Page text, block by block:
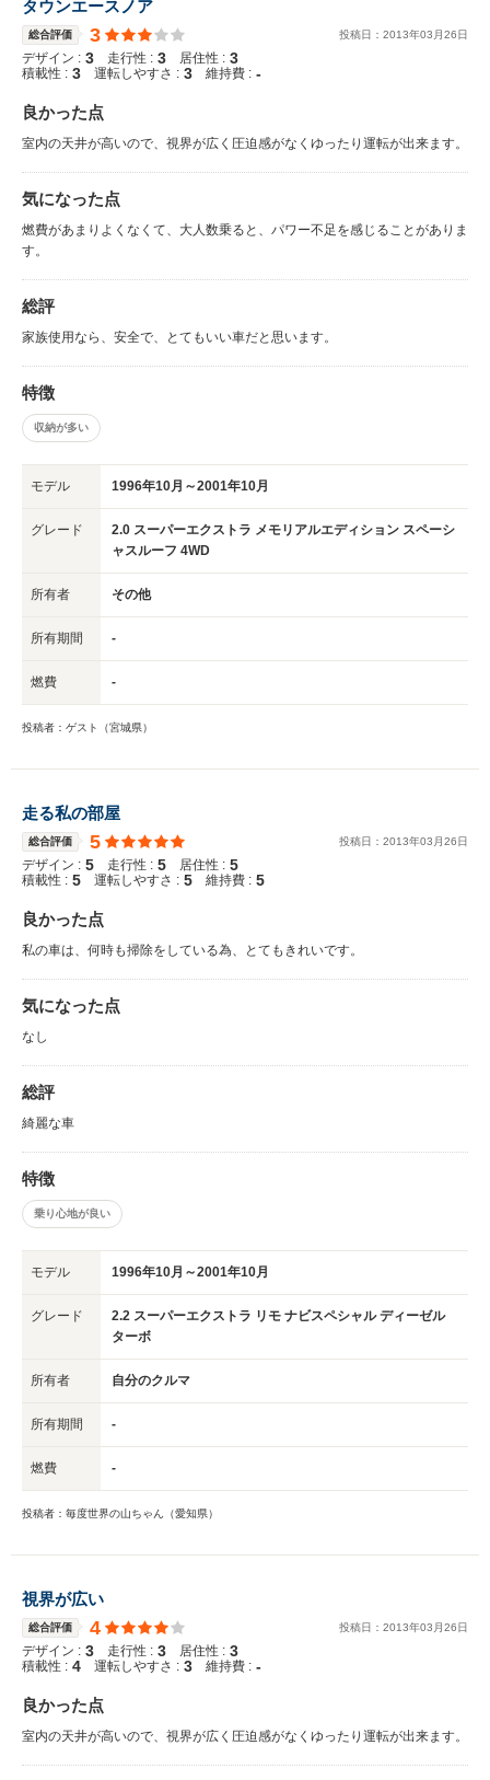
タウンエースノア
総合評価 3 投稿日： 2013年03 月26日
デザイン : 3 走行性 : 3 居住性 : 3
積載性 : 3 運転しやすさ : 3 維持費 : -
良かった点
室内の天井が高いので、視界が広く圧迫感がなくゆったり運転が出来ます。
気になった点
燃費があまりよくなくて、大人数乗ると、パワー不足を感じることがありま
す。
総評
家族使用なら、安全で、とてもいい車だと思います。
特徴
収納が多い
モデル 1996年10月～2001年10月
グレード
2.0 スーパーエクストラ メモリアルエディション スペーシ
ャスルーフ 4WD
所有者 その他
所有期間 -
燃費 -
投稿者：ゲスト（宮城県）
走る私の部屋
総合評価 5 投稿日： 2013年03 月26日
デザイン : 5 走行性 : 5 居住性 : 5
積載性 : 5 運転しやすさ : 5 維持費 : 5
良かった点
私の車は、何時も掃除をしている為、とてもきれいです。
気になった点
なし
総評
綺麗な車
特徴
乗り心地が良い
モデル 1996年10月～2001年10月
グレード
2.2 スーパーエクストラ リモ ナビスペシャル ディーゼル
ターボ
所有者 自分のクルマ
所有期間 -
燃費 -
投稿者：毎度世界の山ちゃん（愛知県）
視界が広い
総合評価 4 投稿日： 2013年03 月26日
デザイン : 3 走行性 : 3 居住性 : 3
積載性 : 4 運転しやすさ : 3 維持費 : -
良かった点
室内の天井が高いので、視界が広く圧迫感がなくゆったり運転が出来ます。